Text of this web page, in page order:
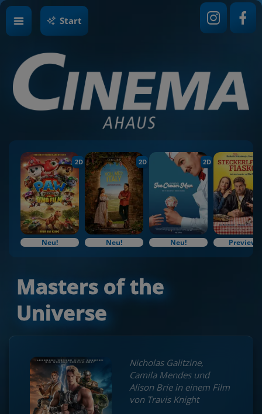
Start
2D
Neu!
2D
Neu!
2D
Neu! Preview
Masters of the
Universe
Nicholas Galitzine,
Camila Mendes und
Alison Brie in einem Film
von Travis Knight